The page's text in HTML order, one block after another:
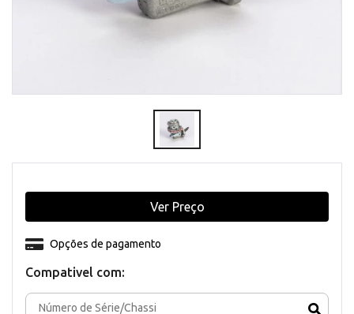
Compativel com:
Opções de pagamento
Ver Preço